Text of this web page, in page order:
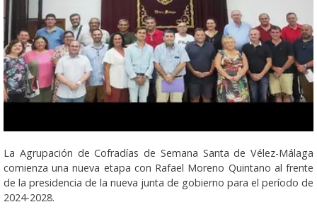
La Agrupación de Cofradías de Semana Santa de Vélez-Málaga
comienza una nueva etapa con Rafael Moreno Quintano al frente
de la presidencia de la nueva junta de gobierno para el período de
2024-2028.